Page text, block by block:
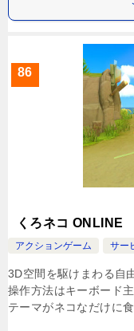
86
くろネコ ONLINE
アクションゲーム サー
3D空間を駆けまわる自
操作方法はキーボード
テーマがネコなだけに